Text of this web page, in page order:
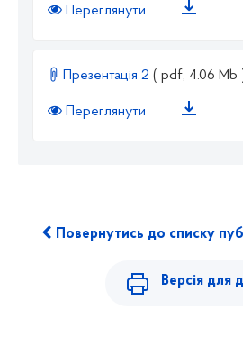
Переглянути
Презентація 2 ( pdf, 4.06 Mb
Переглянути
Повернутись до списку
Версія для